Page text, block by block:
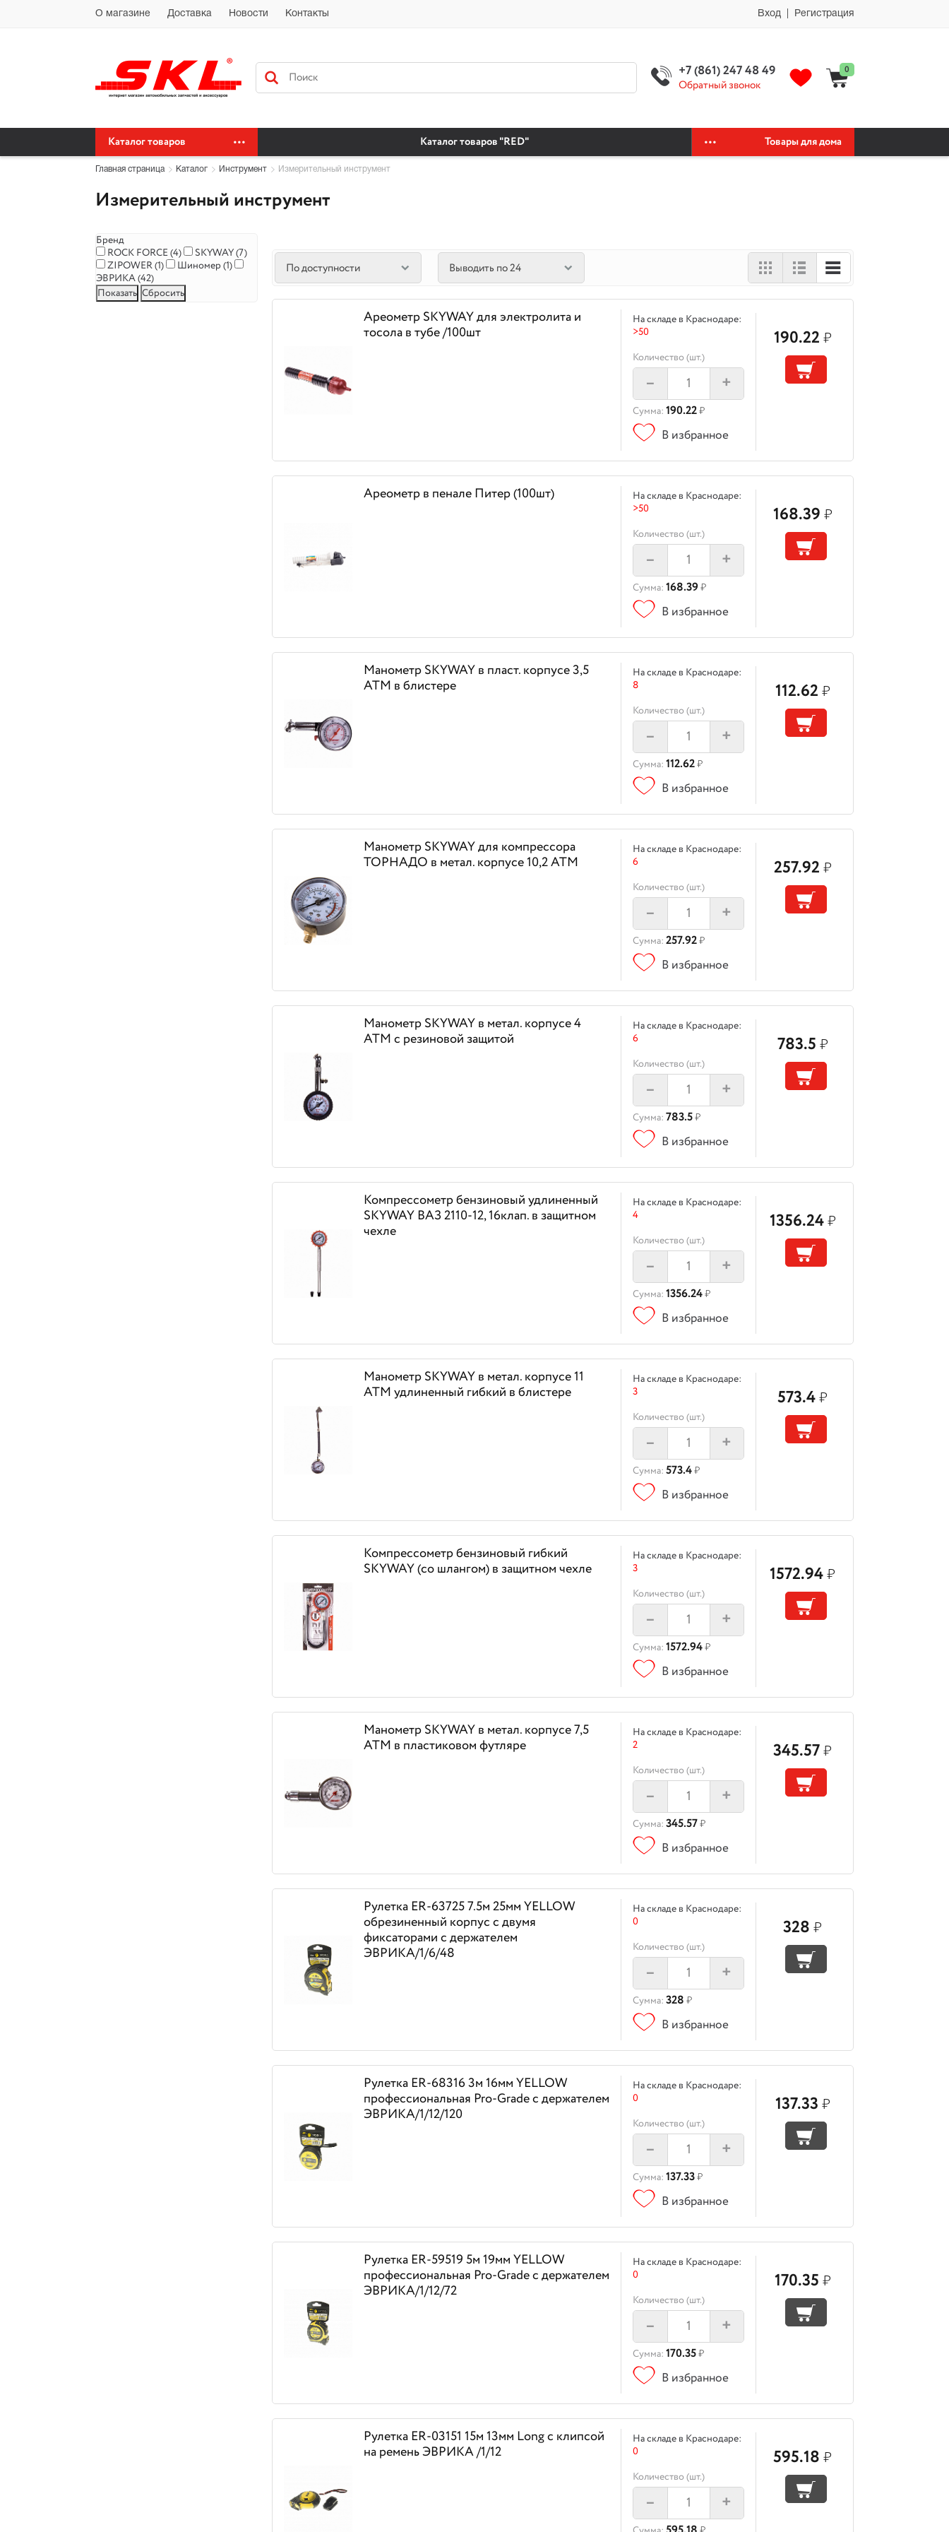
Автохимия Краснодар Доставка доставка по Краснодарскому краю бесплатная доставка бытовая химия автомобильные масла магазин автохимии автохимия официальный сайт автохимии автохимия официальный
сайт автохимия оптомО магазине Доставка Новости Контакты Вход | Регистрация
+7 (861) 247 48 49
Обратный звонок
0
Каталог товаров Каталог товаров "RED" Товары для дома
Главная страница Каталог Инструмент Измерительный инструмент
Измерительный инструмент
Бренд
ROCK FORCE (4) SKYWAY (7)
ZIPOWER (1) Шиномер (1)
ЭВРИКА (42)
По доступности Выводить по 24
Ареометр SKYWAY для электролита и
тосола в тубе /100шт
На складе в Краснодаре:
>50
Количество (шт.)
– +
Сумма: 190.22₽
В избранное
190.22 ₽
Ареометр в пенале Питер (100шт)
На складе в Краснодаре:
>50
Количество (шт.)
– +
Сумма: 168.39 ₽
В избранное
168.39 ₽
Манометр SKYWAY в пласт. корпусе 3,5
АТМ в блистере
На складе в Краснодаре:
8
Количество (шт.)
– +
Сумма: 112.62₽
В избранное
112.62 ₽
Манометр SKYWAY для компрессора
ТОРНАДО в метал. корпусе 10,2 АТМ
На складе в Краснодаре:
6
Количество (шт.)
– +
Сумма: 257.92₽
В избранное
257.92 ₽
Манометр SKYWAY в метал. корпусе 4
АТМ с резиновой защитой
На складе в Краснодаре:
6
Количество (шт.)
– +
Сумма: 783.5₽
В избранное
783.5 ₽
Компрессометр бензиновый удлиненный
SKYWAY ВАЗ 2110-12, 16клап. в защитном
чехле
На складе в Краснодаре:
4
Количество (шт.)
– +
Сумма: 1356.24₽
В избранное
1356.24₽
Манометр SKYWAY в метал. корпусе 11
АТМ удлиненный гибкий в блистере
На складе в Краснодаре:
3
Количество (шт.)
– +
Сумма: 573.4₽
В избранное
573.4₽
Компрессометр бензиновый гибкий
SKYWAY (со шлангом) в защитном чехле
На складе в Краснодаре:
3
Количество (шт.)
– +
Сумма: 1572.94₽
В избранное
1572.94₽
Манометр SKYWAY в метал. корпусе 7,5
АТМ в пластиковом футляре
На складе в Краснодаре:
2
Количество (шт.)
– +
Сумма: 345.57₽
В избранное
345.57₽
Рулетка ER-63725 7.5м 25мм YELLOW
обрезиненный корпус с двумя
фиксаторами с держателем
ЭВРИКА/1/6/48
На складе в Краснодаре:
0
Количество (шт.)
– +
Сумма: 328 ₽
В избранное
328₽
Рулетка ER-68316 3м 16мм YELLOW
профессиональная Pro-Grade с держателем
ЭВРИКА/1/12/120
На складе в Краснодаре:
0
Количество (шт.)
– +
Сумма: 137.33₽
В избранное
137.33 ₽
Рулетка ER-59519 5м 19мм YELLOW
профессиональная Pro-Grade с держателем
ЭВРИКА/1/12/72
На складе в Краснодаре:
0
Количество (шт.)
– +
Сумма: 170.35₽
В избранное
170.35 ₽
Рулетка ER-03151 15м 13мм Long с клипсой
на ремень ЭВРИКА /1/12
На складе в Краснодаре:
0
Количество (шт.)
– +
595.18₽